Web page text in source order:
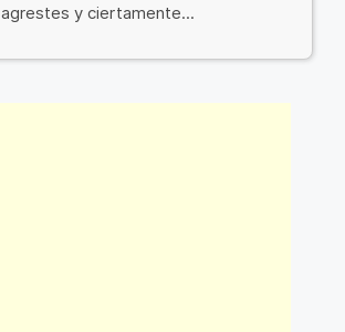
agrestes y ciertamente...